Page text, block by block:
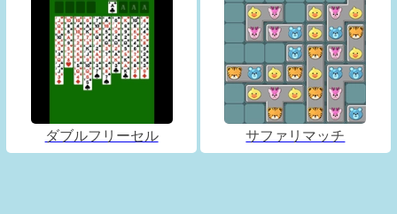
ダブルフリーセル サファリマッチ